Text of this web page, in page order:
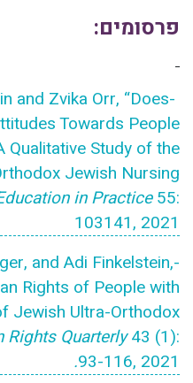
פרסומים:
and Zvika Orr, “Does
Towards People
Qualitative Study of the
Jewish Nursing
in Practice55:
103141, 2021
and Adi Finkelstein,
Rights of People with
Jewish Ultra-Orthodox
Rights Quarterly43 (1):
93-116, 2021
.